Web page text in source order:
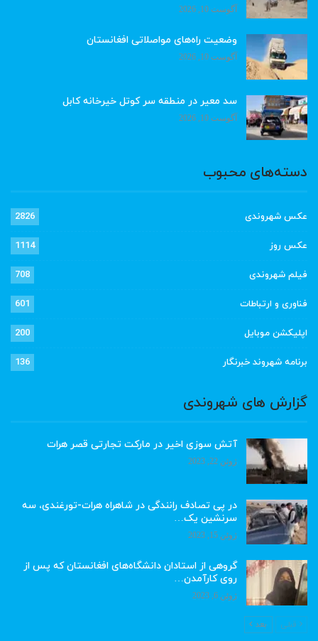
آگوست 10, 2026
وضعیت راه‌های مواصلاتی افغانستان
آگوست 10, 2026
سد معیر در منطقه سر کوتل خیرخانه کابل
آگوست 10, 2026
دسته‌های محبوب
عکس شهروندی 2826
عکس روز 1114
فیلم شهروندی 708
فناوری و ارتباطات 601
اپلیکشن موبایل 200
برنامه شهروند خبرنگار 136
گزارش های شهروندی
آتش سوزی اخیر در مارکت تجارتی قصر هرات
ژوئن 22, 2023
در پی تصادف رانندگی در شاهراه هرات-تورغندی، سه
سرنشین یک…
ژوئن 15, 2023
گروهی از استادان دانشگاه‌های افغانستان که پس از
روی کارآمدن…
ژوئن 6, 2023
قبلی بعد